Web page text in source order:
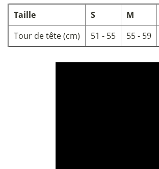
Taille S M
Tour de tête (cm)
51 - 55 55 - 59